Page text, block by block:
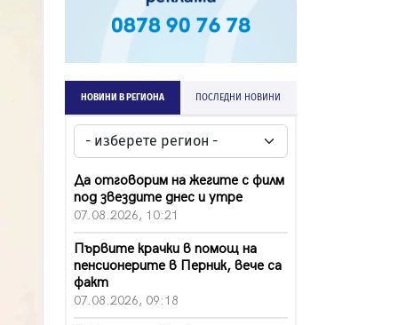
НОВИНИ В РЕГИОНА ПОСЛЕДНИ НОВИНИ
Да отговорим на жегите с филм
под звездите днес и утре
07.08.2026, 10:21
Първите крачки в помощ на
пенсионерите в Перник, вече са
факт
07.08.2026, 09:18